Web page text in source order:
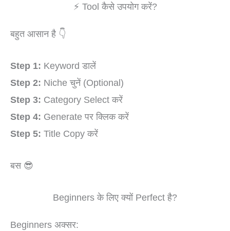
⚡ Tool कैसे उपयोग करें?
बहुत आसान है 👇
Step 1: Keyword डालें
Step 2: Niche चुनें (Optional)
Step 3: Category Select करें
Step 4: Generate पर क्लिक करें
Step 5: Title Copy करें
बस 😎
Beginners के लिए क्यों Perfect है?
Beginners अक्सर: